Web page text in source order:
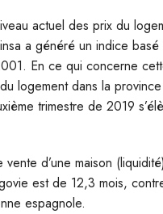
actuel des prix du
a généré un indice basé
En ce qui concerne
logement dans la
trimestre de 2019
d’une maison
est de 12,3 mois,
espagnole.